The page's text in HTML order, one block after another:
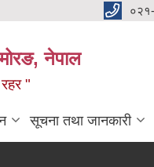
नेपाल
"
सूचना तथा जानकारी